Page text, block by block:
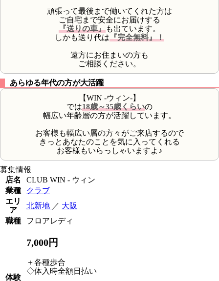
頑張って最後まで働いてくれた方は
ご自宅まで安全にお届けする
『送りの車』も出ています。
しかも送り代は『完全無料』！
遠方にお住まいの方も
ご相談ください。
あらゆる年代の方が大活躍
【WIN -ウィン-】
では18歳～35歳くらいの
幅広い年齢層の方が活躍しています。
お客様も幅広い層の方々がご来店するので
きっとあなたのことを気に入ってくれる
お客様もいらっしゃいますよ♪
募集情報
店名
CLUB WIN - ウィン
業種
クラブ
エリ
ア
北新地 ／ 大阪
職種
フロアレディ
体験
7,000円
＋各種歩合
◇体入時全額日払い